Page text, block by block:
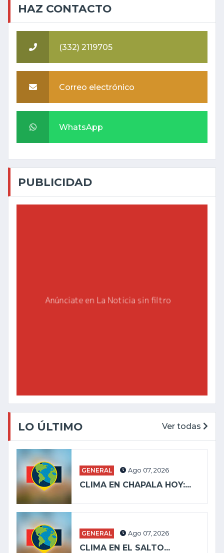
HAZ CONTACTO
(332) 2119705
Correo electrónico
WhatsApp
PUBLICIDAD
LO ÚLTIMO Ver todas
GENERAL Ago 07, 2026
CLIMA EN CHAPALA HOY:...
GENERAL Ago 07, 2026
CLIMA EN EL SALTO...